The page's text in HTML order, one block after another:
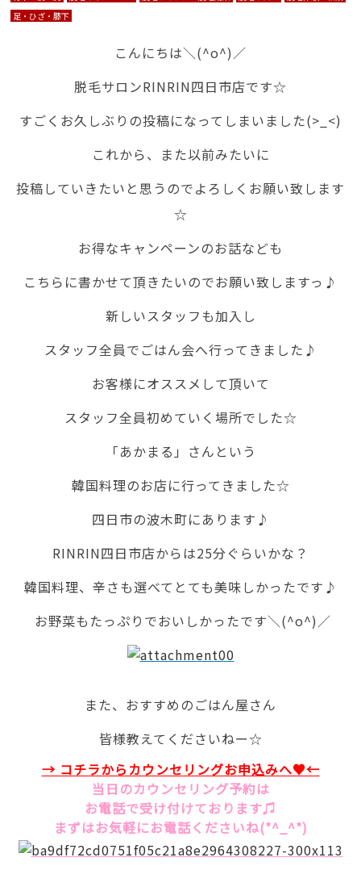
足・ひざ・膝下
こんにちは＼(^o^)／
脱毛サロンRINRIN四日市店です☆
すごくお久しぶりの投稿になってしまいました(>_<)
これから、また以前みたいに
投稿していきたいと思うのでよろしくお願い致します
☆
お得なキャンペーンのお話なども
こちらに書かせて頂きたいのでお願い致しますっ♪
新しいスタッフも加入し
スタッフ全員でごはん会へ行ってきました♪
お客様にオススメして頂いて
スタッフ全員初めていく場所でした☆
「あかまる」さんという
韓国料理のお店に行ってきました☆
四日市の波木町にあります♪
RINRIN四日市店からは25分ぐらいかな？
韓国料理、辛さも選べてとても美味しかったです♪
お野菜もたっぷりでおいしかったです＼(^o^)／
また、おすすめのごはん屋さん
皆様教えてくださいねー☆
→ コチラからカウンセリングお申込みへ♥←
当日のカウンセリング予約は
お電話で受け付けております♫
まずはお気軽にお電話くださいね(*^_^*)